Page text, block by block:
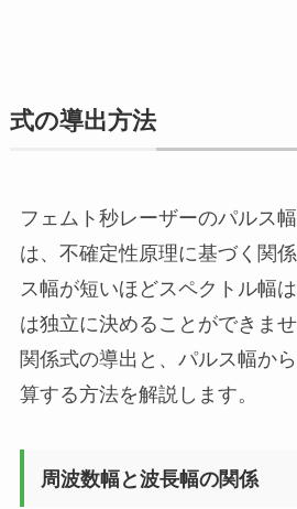
式の導出方法
フェムト秒レーザーのパルス
は、不確定性原理に基づく関
ス幅が短いほどスペクトル幅
は独立に決めることができま
関係式の導出と、パルス幅か
算する方法を解説します。
周波数幅と波長幅の関係